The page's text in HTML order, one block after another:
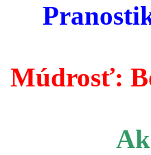
Múdrosť: